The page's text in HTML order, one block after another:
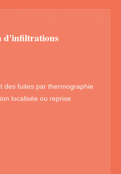
d'infiltrations
des fuites par thermographie
localisée ou reprise